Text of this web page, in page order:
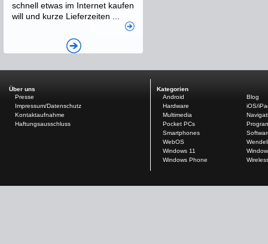
schnell etwas im Internet kaufen
will und kurze Lieferzeiten ...
Über uns
Presse
Impressum/Datenschutz
Kontaktaufnahme
Haftungsausschluss
Kategorien
Android
Blog
Hardware
iOS/
Multimedia
Pocket PCs
Smartphones
WebOS
Windows 11
Windows Phone